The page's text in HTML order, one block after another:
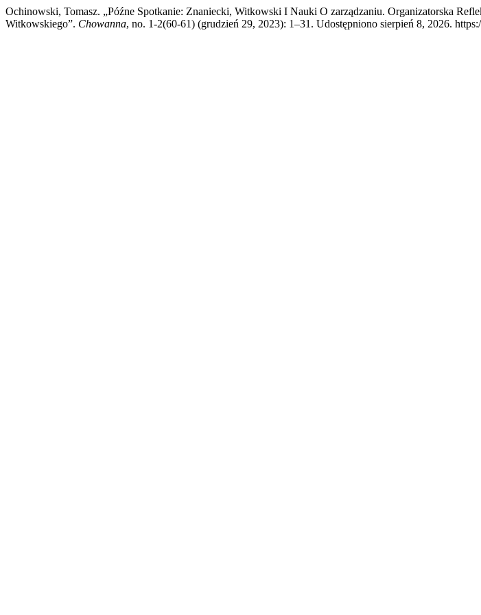
Ochinowski, Tomasz. „Późne Spotkanie: Znaniecki, Witkowski I Nauki O zarządzaniu. Organizatorska
Witkowskiego”. Chowanna, no. 1-2(60-61) (grudzień 29, 2023): 1–31. Udostępniono sierpień 8, 2026.